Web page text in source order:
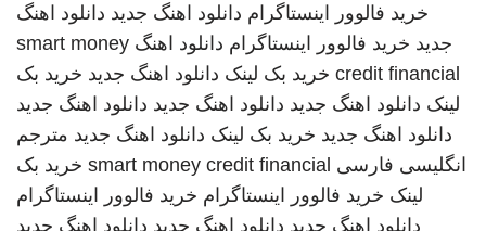
خرید فالوور اینستاگرام دانلود اهنگ جدید دانلود اهنگ
جدید خرید فالوور اینستاگرام دانلود اهنگ smart money
credit financial خرید بک لینک دانلود اهنگ جدید خرید بک
لینک دانلود اهنگ جدید دانلود اهنگ جدید دانلود اهنگ جدید
دانلود اهنگ جدید خرید بک لینک دانلود اهنگ جدید مترجم
انگلیسی فارسی smart money credit financial خرید بک
لینک خرید فالوور اینستاگرام خرید فالوور اینستاگرام
دانلود اهنگ جدید دانلود اهنگ جدید دانلود اهنگ جدید